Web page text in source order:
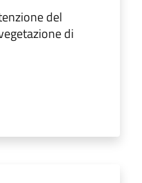
del
di